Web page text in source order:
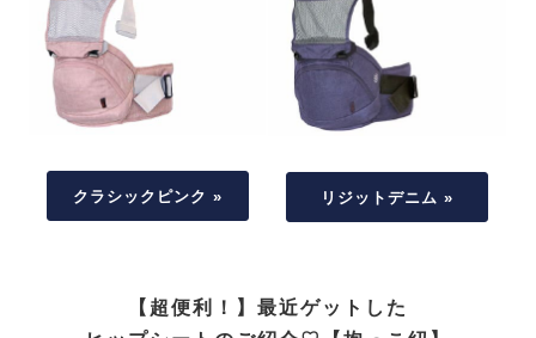
クラシックピンク » リジットデニム »
【超便利！】最近ゲットした